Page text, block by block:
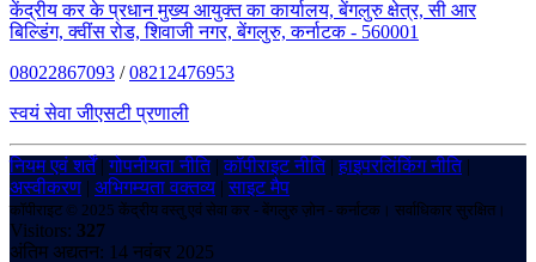
केंद्रीय कर के प्रधान मुख्य आयुक्त का कार्यालय, बेंगलुरु क्षेत्र, सी आर
बिल्डिंग, क्वींस रोड, शिवाजी नगर, बेंगलुरु, कर्नाटक - 560001
08022867093 /08212476953
स्वयं सेवा जीएसटी प्रणाली
नियम एवं शर्तें|गोपनीयता नीति|कॉपीराइट नीति|हाइपरलिंकिंग नीति|
अस्वीकरण | अभिगम्यता वक्तव्य |साइट मैप
कॉपीराइट © 2025 केंद्रीय वस्तु एवं सेवा कर - बेंगलुरु ज़ोन - कर्नाटक। सर्वाधिकार सुरक्षित।
Visitors: 327
अंतिम अद्यतन: 14 नवंबर 2025